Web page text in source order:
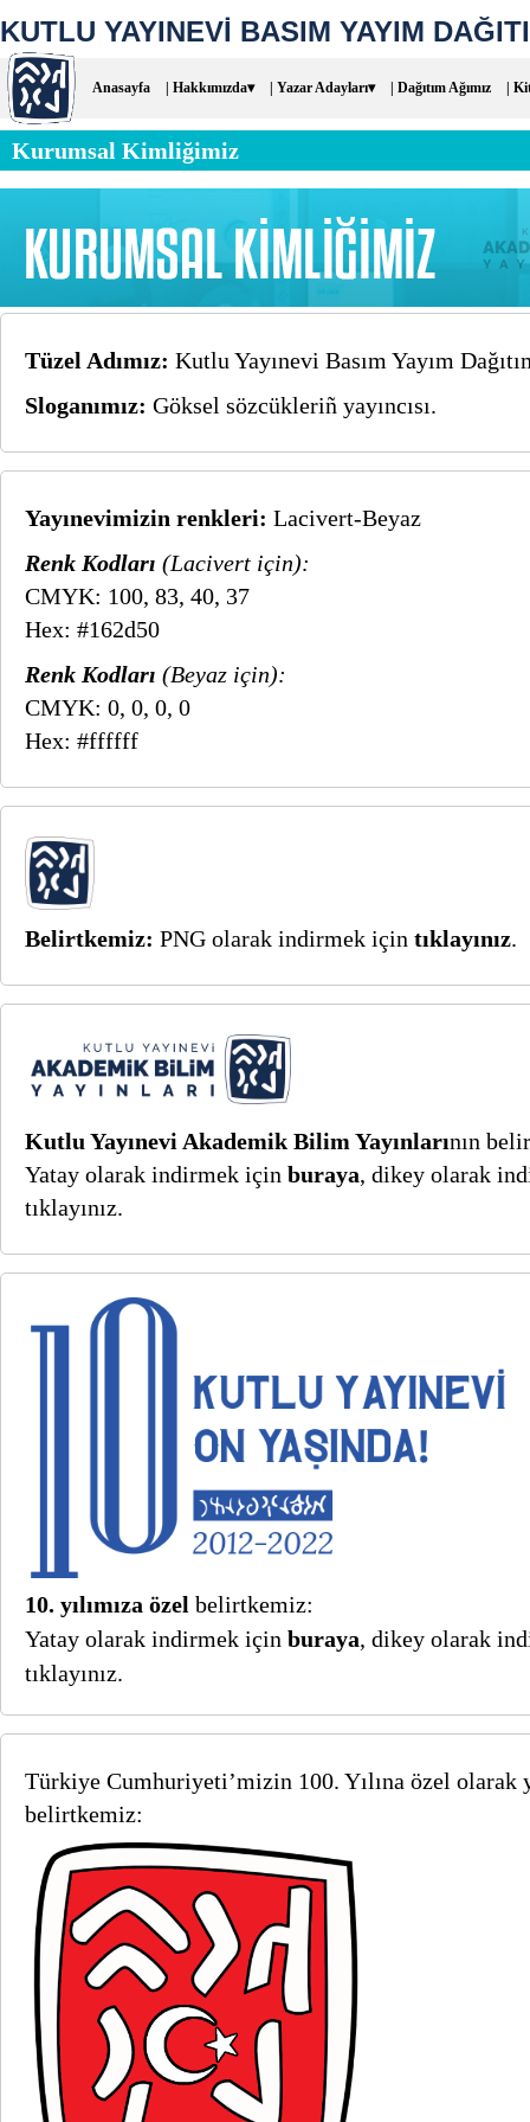
KUTLU YAYINEVİ BASIM YAYIM
Anasayfa | Hakkımızda▾ | Yazar Adayları▾ | Dağıtım Ağımız |
Kurumsal Kimliğimiz
Tüzel Adımız: Kutlu Yayınevi Basım Yayım
Sloganımız: Göksel sözcükleriñ yayıncısı.
Yayınevimizin renkleri: Lacivert-Beyaz
Renk Kodları (Lacivert için):
CMYK: 100, 83, 40, 37
Hex: #162d50
Renk Kodları (Beyaz için):
CMYK: 0, 0, 0, 0
Hex: #ffffff
Belirtkemiz: PNG olarak indirmek için tıklayınız.
Kutlu Yayınevi Akademik Bilim Yayınlarının
Yatay olarak indirmek için buraya, dikey olarak
tıklayınız.
10. yılımıza özel belirtkemiz:
Yatay olarak indirmek için buraya, dikey olarak
tıklayınız.
Türkiye Cumhuriyeti’mizin 100. Yılına özel olarak
belirtkemiz: